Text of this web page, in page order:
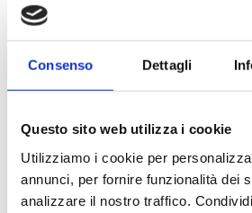
Consenso Dettagli
Questo sito web utilizza i cookie
Utilizziamo i cookie per
annunci, per fornire funzionalità dei
analizzare il nostro traffico.
Durante i trasferimenti si possono anche
Pieve di San Floriano e il Borgo di San
d’Italia, dove basta un attimo per
Valpolicella e del Lago di Garda.
visita guidata ad un prezzo speciale
PRENOTA